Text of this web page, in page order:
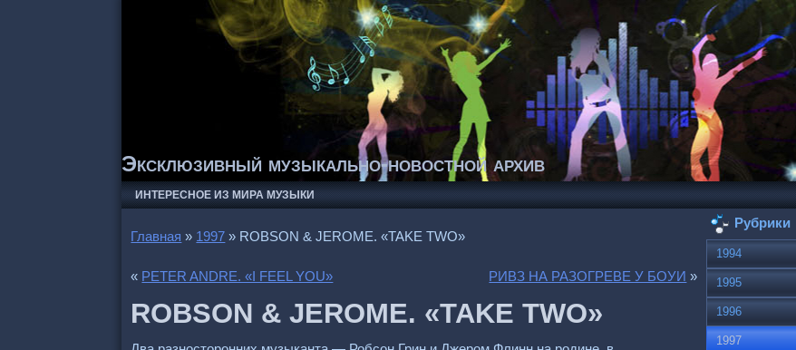
Эксклюзивный музыкально-новостной архив
ИНТЕРЕСНОЕ ИЗ МИРА МУЗЫКИ
Главная » 1997 » ROBSON & JEROME. «TAKE TWO»
« РETER ANDRE. «I FEEL YOU» РИВЗ НА РАЗОГРЕВЕ У БОУИ »
ROBSON & JEROME. «TAKE TWO»
Рубрики
1994
1995
1996
1997